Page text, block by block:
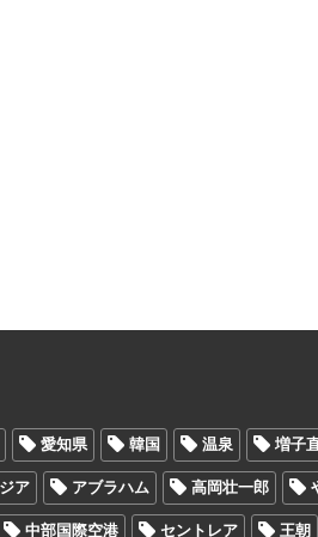
愛知県 韓国 温泉 増子
ア アブラハム 高岡壮一郎
中部国際空港 セントレア 王朝